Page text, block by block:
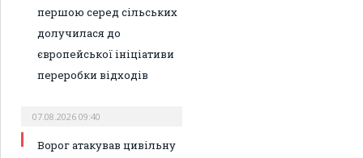
першою серед сільських
долучилася до
європейської ініціативи
переробки відходів
07.08.2026 09:40
Ворог атакував цивільну